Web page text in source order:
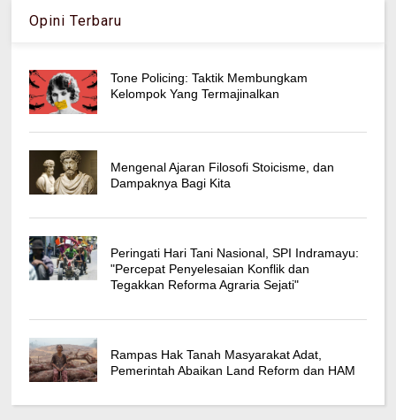
Opini Terbaru
Tone Policing: Taktik Membungkam
Kelompok Yang Termajinalkan
Mengenal Ajaran Filosofi Stoicisme, dan
Dampaknya Bagi Kita
Peringati Hari Tani Nasional, SPI Indramayu:
"Percepat Penyelesaian Konflik dan
Tegakkan Reforma Agraria Sejati"
Rampas Hak Tanah Masyarakat Adat,
Pemerintah Abaikan Land Reform dan HAM